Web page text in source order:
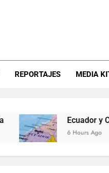
REPORTAJES MEDIA
Ecuador y Colombia
6 Hours Ago